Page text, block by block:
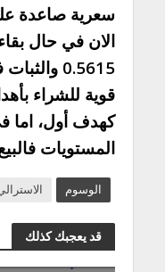
سعرية صاعدة
الان في حال
0.5615
كهدف أول، اما
المستويات
الوسوم
قد يعجبك كذلك